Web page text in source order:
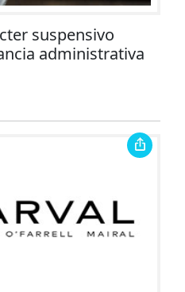
suspensivo
administrativa